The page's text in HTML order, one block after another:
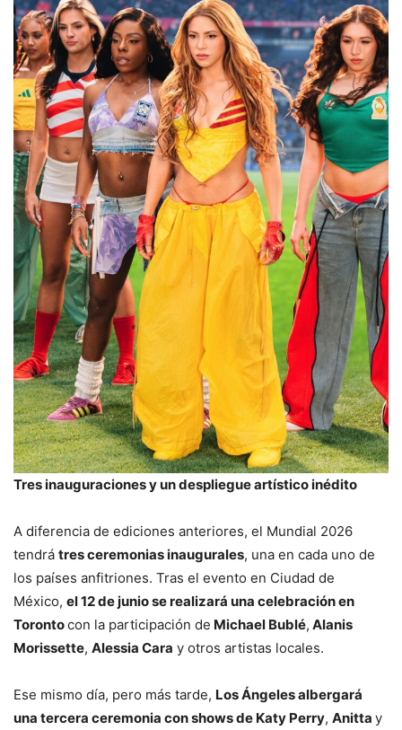
Tres inauguraciones y un despliegue artístico inédito
A diferencia de ediciones anteriores, el Mundial 2026
tendrá tres ceremonias inaugurales, una en cada uno de
los países anfitriones. Tras el evento en Ciudad de
México, el 12 de junio se realizará una celebración en
Torontocon la participación de Michael Bublé, Alanis
Morissette, Alessia Cara y otros artistas locales.
Ese mismo día, pero más tarde, Los Ángeles albergará
una tercera ceremonia con shows de Katy Perry, Anitta y